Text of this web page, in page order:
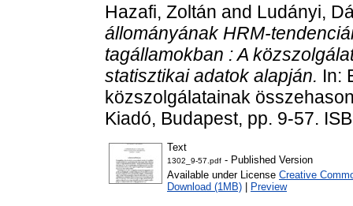
Hazafi, Zoltán and Ludányi,
állományának HRM-
tagállamokban : A
statisztikai adatok alapján. In:
közszolgálatainak
Kiadó, Budapest, pp. 9-57.
Text
1302_9-57.pdf - Published Version
Available under License Creative
Download (1MB)
Preview